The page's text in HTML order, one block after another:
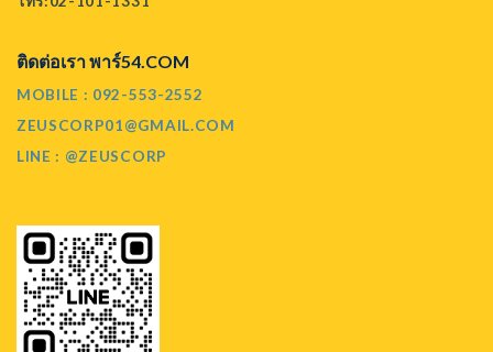
ติดต่อเรา พาร์54.COM
MOBILE : 092-553-2552
ZEUSCORP01@GMAIL.COM
LINE : @ZEUSCORP